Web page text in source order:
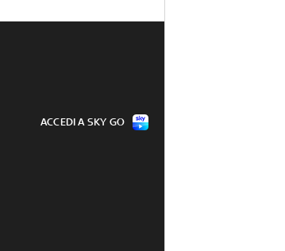
ACCEDI A SKY GO